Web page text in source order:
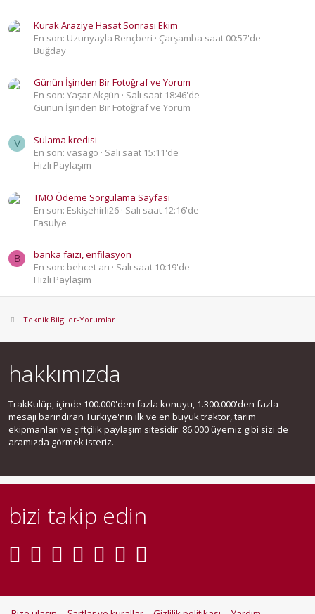
Kurak Araziye Hasat Sonrası Ekim
En son: Uzunyayla Rençberi
Çarşamba saat 00:57'de
Buğday
Günün İşinden Bir Fotoğraf ve Yorum
En son: Yaşar Akgün
Salı saat 18:46'de
Günün İşinden Bir Fotoğraf ve Yorum
V
Sulama kredisi
En son: vasago
Salı saat 15:11'de
Hızlı Paylaşım
TMO Ödeme Sorgulama Sayfası
En son: Eskişehirli26 Salı saat 12:16'de
Fasulye
B
banka faizi, enfilasyon
En son: behcet arı
Salı saat 10:19'de
Hızlı Paylaşım
Teknik Bilgiler-Yorumlar
hakkımızda
TrakKulüp, içinde 100.000'den fazla konuyu, 1.300.000'den fazla
mesajı barındıran Türkiye'nin ilk ve en büyük traktör, tarım
ekipmanları ve çiftçilik paylaşım sitesidir. 86.000 üyemiz gibi sizi de
aramızda görmek isteriz.
bizi takip edin